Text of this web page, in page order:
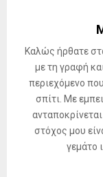
Καλώς ήρθατε
με τη γραφή
περιεχόμενο
σπίτι. Με
στόχος μου
γεμάτο